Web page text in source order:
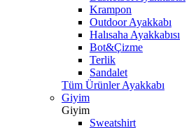
Krampon
Outdoor Ayakkabı
Halısaha Ayakkabısı
Bot&Çizme
Terlik
Sandalet
Tüm Ürünler Ayakkabı
Giyim
Giyim
Sweatshirt